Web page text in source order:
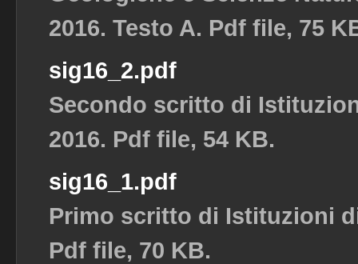
2016. Testo A. Pdf file, 75
sig16_2.pdf
Secondo scritto di
2016. Pdf file, 54 KB.
sig16_1.pdf
Primo scritto di Istituzioni
Pdf file, 70 KB.